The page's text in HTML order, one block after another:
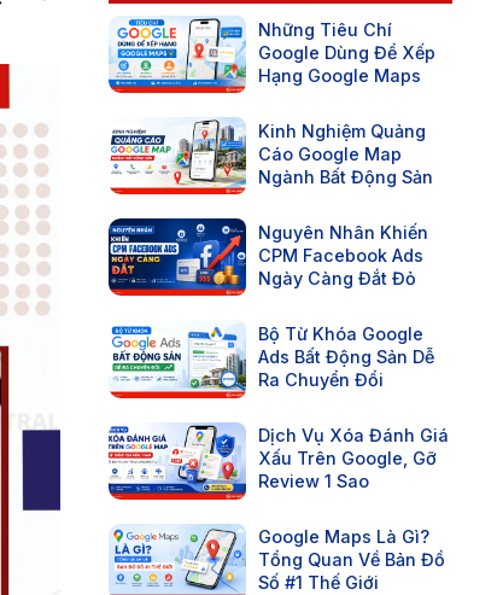
Những Tiêu Chí
Google Dùng Để Xếp
Hạng Google Maps
Kinh Nghiệm Quảng
Cáo Google Map
Ngành Bất Động Sản
Nguyên Nhân Khiến
CPM Facebook Ads
Ngày Càng Đắt Đỏ
Bộ Từ Khóa Google
Ads Bất Động Sản Dễ
Ra Chuyển Đổi
Dịch Vụ Xóa Đánh Giá
Xấu Trên Google, Gỡ
Review 1 Sao
Google Maps Là Gì?
Tổng Quan Về Bản Đồ
Số #1 Thế Giới